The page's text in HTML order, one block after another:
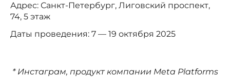
Адрес: Санкт-Петербург, Лиговский проспект,
74, 5 этаж
Даты проведения: 7 — 19 октября 2025
* Инстаграм, продукт компании Meta Platforms